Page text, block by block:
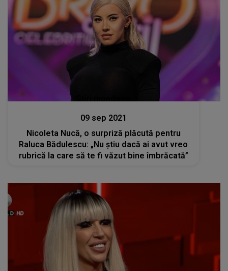
09 sep 2021
Nicoleta Nucă, o surpriză plăcută pentru
Raluca Bădulescu: „Nu știu dacă ai avut vreo
rubrică la care să te fi văzut bine îmbrăcată”